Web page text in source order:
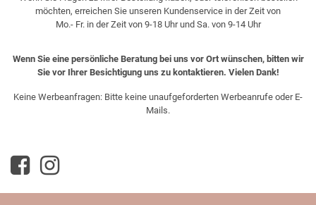
möchten, erreichen Sie unseren Kundenservice in der Zeit von
Mo.- Fr. in der Zeit von 9-18 Uhr und Sa. von 9-14 Uhr
Wenn Sie eine persönliche Beratung bei uns vor Ort wünschen, bitten wir
Sie vor Ihrer Besichtigung uns zu kontaktieren. Vielen Dank!
Keine Werbeanfragen: Bitte keine unaufgeforderten Werbeanrufe oder E-
Mails.